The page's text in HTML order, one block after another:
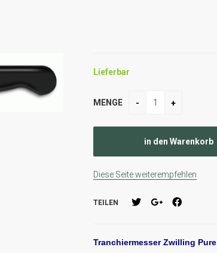
Lieferbar
MENGE
Diese Seite weiterempfehlen
TEILEN
Tranchiermesser Zwilling Pure